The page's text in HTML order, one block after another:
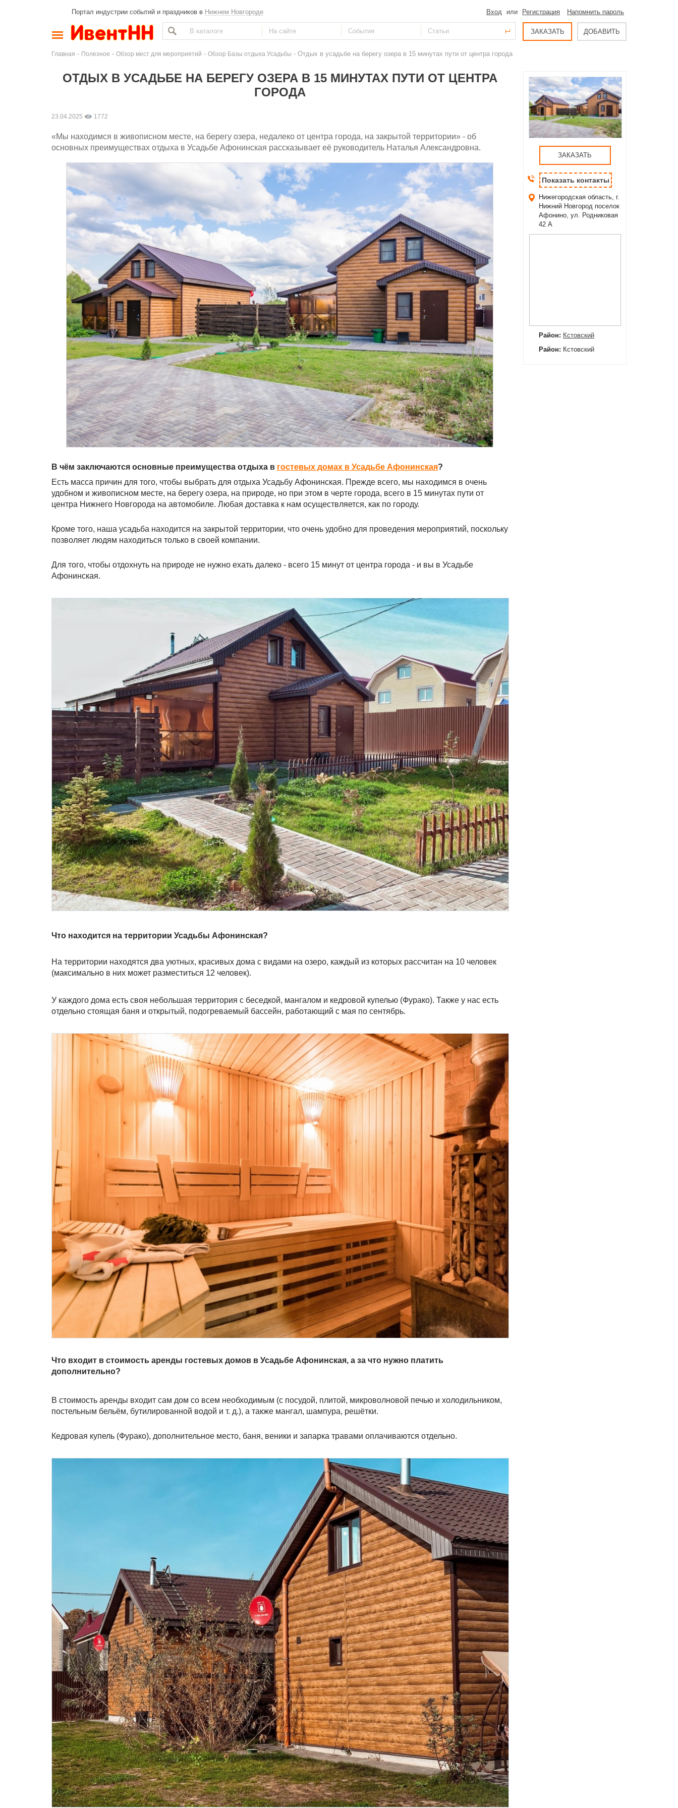
Портал индустрии событий и праздников в Нижнем Новгороде Вход или Регистрация Напомнить пароль
ЗАКАЗАТЬ ДОБАВИТЬ
Главная - Полезное - Обзор мест для мероприятий - Обзор Базы отдыха Усадьбы - Отдых в усадьбе на берегу озера в 15 минутах пути от центра города
ОТДЫХ В УСАДЬБЕ НА БЕРЕГУ ОЗЕРА В 15 МИНУТАХ ПУТИ ОТ ЦЕНТРА
ГОРОДА
23.04.2025 1772
«Мы находимся в живописном месте, на берегу озера, недалеко от центра города, на закрытой территории» - об
основных преимуществах отдыха в Усадьбе Афонинская рассказывает её руководитель Наталья Александровна.
В чём заключаются основные преимущества отдыха в гостевых домах в Усадьбе Афонинская?
Есть масса причин для того, чтобы выбрать для отдыха Усадьбу Афонинская. Прежде всего, мы находимся в очень
удобном и живописном месте, на берегу озера, на природе, но при этом в черте города, всего в 15 минутах пути от
центра Нижнего Новгорода на автомобиле. Любая доставка к нам осуществляется, как по городу.
Кроме того, наша усадьба находится на закрытой территории, что очень удобно для проведения мероприятий, поскольку
позволяет людям находиться только в своей компании.
Для того, чтобы отдохнуть на природе не нужно ехать далеко - всего 15 минут от центра города - и вы в Усадьбе
Афонинская.
Что находится на территории Усадьбы Афонинская?
На территории находятся два уютных, красивых дома с видами на озеро, каждый из которых рассчитан на 10 человек
(максимально в них может разместиться 12 человек).
У каждого дома есть своя небольшая территория с беседкой, мангалом и кедровой купелью (Фурако). Также у нас есть
отдельно стоящая баня и открытый, подогреваемый бассейн, работающий с мая по сентябрь.
Что входит в стоимость аренды гостевых домов в Усадьбе Афонинская, а за что нужно платить
дополнительно?
В стоимость аренды входит сам дом со всем необходимым (с посудой, плитой, микроволновой печью и холодильником,
постельным бельём, бутилированной водой и т. д.), а также мангал, шампура, решётки.
Кедровая купель (Фурако), дополнительное место, баня, веники и запарка травами оплачиваются отдельно.
ЗАКАЗАТЬ
Показать контакты
Нижегородская область, г.
Нижний Новгород поселок
Афонино, ул. Родниковая
42 А
Район: Кстовский
Район: Кстовский